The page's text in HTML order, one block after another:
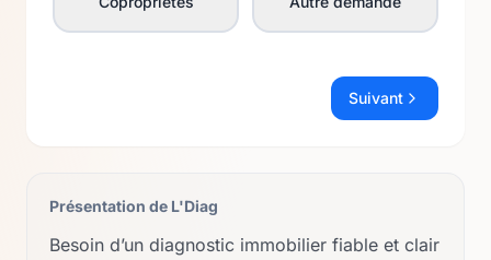
Suivant
Présentation de L'Diag
Besoin d’un diagnostic immobilier fiable et clair